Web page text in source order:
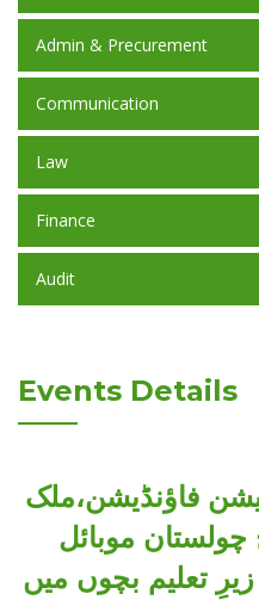
Admin & Precurement
Communication
Law
Finance
Audit
Events Details
فاؤنڈیشن،ملک
موبائل
تعلیم بچوں میں